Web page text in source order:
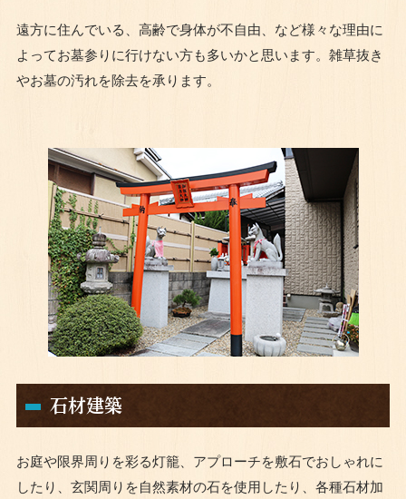
遠方に住んでいる、高齢で身体が不自由、など様々な理由に
よってお墓参りに行けない方も多いかと思います。雑草抜き
やお墓の汚れを除去を承ります。
石材建築
お庭や限界周りを彩る灯籠、アプローチを敷石でおしゃれに
したり、玄関周りを自然素材の石を使用したり、各種石材加